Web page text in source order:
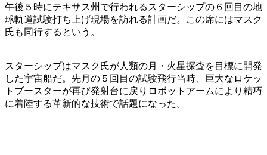
午後５時にテキサス州で行われるスターシップの６回目の地
球軌道試験打ち上げ現場を訪れる計画だ。この席にはマスク
氏も同行するという。
スターシップはマスク氏が人類の月・火星探査を目標に開発
した宇宙船だ。先月の５回目の試験飛行当時、巨大なロケッ
トブースターが再び発射台に戻りロボットアームにより精巧
に着陸する革新的な技術で話題になった。